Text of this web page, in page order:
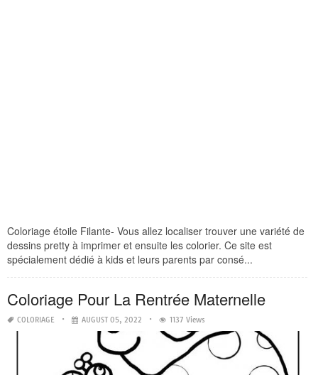
Coloriage étoile Filante- Vous allez localiser trouver une variété de
dessins pretty à imprimer et ensuite les colorier. Ce site est
spécialement dédié à kids et leurs parents par consé...
Coloriage Pour La Rentrée Maternelle
COLORIAGE AUGUST 05, 2022 1137 Views